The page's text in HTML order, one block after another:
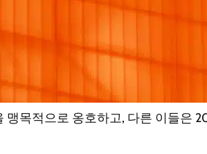
목적으로 옹호하고, 다른 이들은